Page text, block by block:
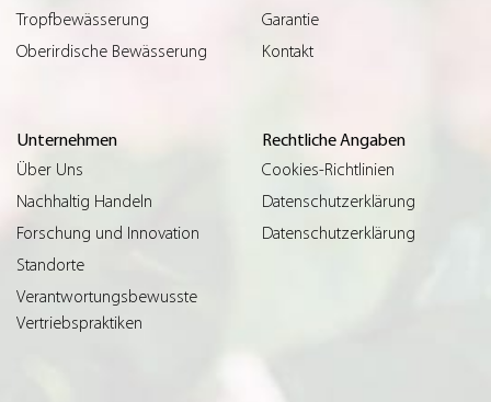
Tropfbewässerung
Oberirdische Bewässerung
Garantie
Kontakt
Unternehmen
Über Uns
Nachhaltig Handeln
Forschung und Innovation
Standorte
Verantwortungsbewusste
Vertriebspraktiken
Rechtliche Angaben
Cookies-Richtlinien
Datenschutzerklärung
Datenschutzerklärung